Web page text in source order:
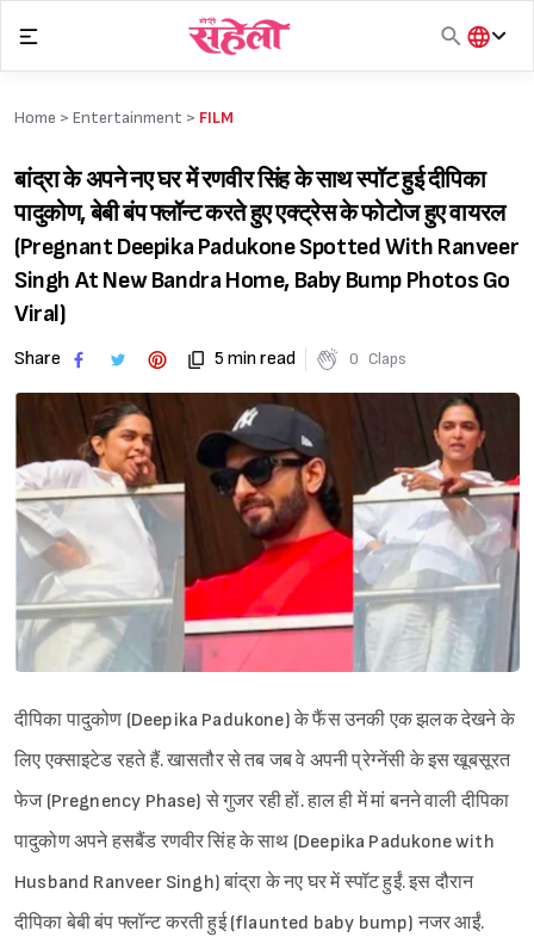
content
हिंदी
Home > Entertainment > FILM
बांद्रा के अपने नए घर में रणवीर सिंह के साथ स्पॉट हुई दीपिका
पादुकोण, बेबी बंप फ्लॉन्ट करते हुए एक्ट्रेस के फोटोज हुए वायरल
(Pregnant Deepika Padukone Spotted With Ranveer
Singh At New Bandra Home, Baby Bump Photos Go
Viral)
Share 5 min read 0 Claps
दीपिका पादुकोण (Deepika Padukone) के फैंस उनकी एक झलक देखने के
लिए एक्साइटेड रहते हैं. खासतौर से तब जब वे अपनी प्रेग्नेंसी के इस खूबसूरत
फेज (Pregnency Phase) से गुजर रही हों. हाल ही में मां बनने वाली दीपिका
पादुकोण अपने हसबैंड रणवीर सिंह के साथ (Deepika Padukone with
Husband Ranveer Singh) बांद्रा के नए घर में स्पॉट हुईं. इस दौरान
दीपिका बेबी बंप फ्लॉन्ट करती हुई (flaunted baby bump) नजर आईं.